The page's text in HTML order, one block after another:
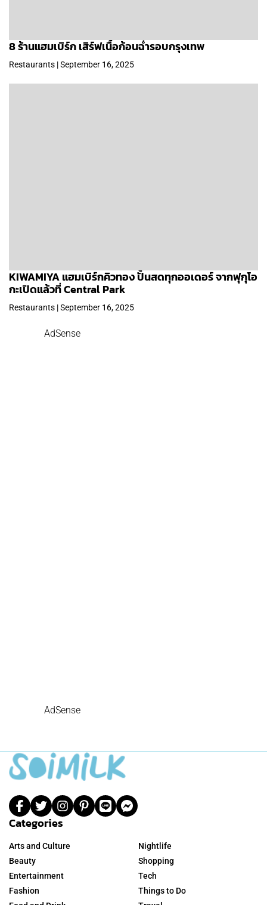
8 ร้านแฮมเบิร์ก เสิร์ฟเนื้อก้อนฉ่ำรอบกรุงเทพ
Restaurants | September 16, 2025
KIWAMIYA แฮมเบิร์กคิวทอง ปั้นสดทุกออเดอร์ จากฟุกุโอ
กะเปิดแล้วที่ Central Park
Restaurants | September 16, 2025
AdSense
AdSense
Categories
Arts and Culture
Beauty
Entertainment
Fashion
Nightlife
Shopping
Tech
Things to Do